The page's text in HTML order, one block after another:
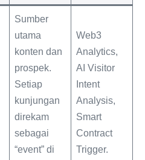
Sumber
utama
konten dan
prospek.
Setiap
kunjungan
direkam
sebagai
“event” di
Web3
Analytics,
AI Visitor
Intent
Analysis,
Smart
Contract
Trigger.